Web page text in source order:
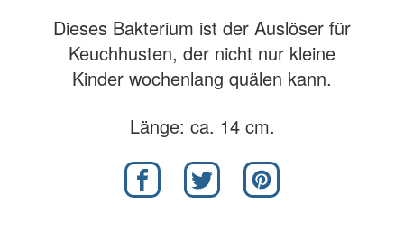
Dieses Bakterium ist der Auslöser für
Keuchhusten, der nicht nur kleine
Kinder wochenlang quälen kann.
Länge: ca. 14 cm.